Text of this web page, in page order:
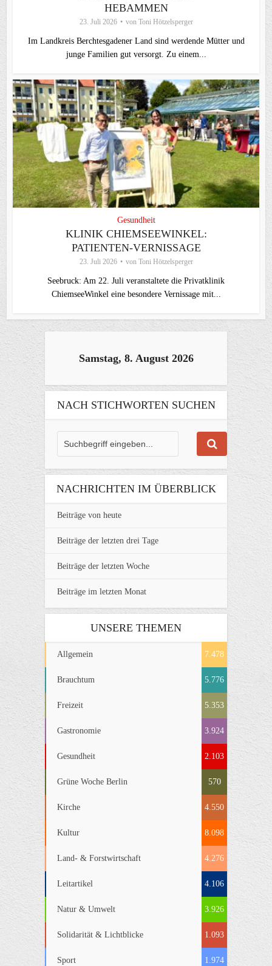
HEBAMMEN
23. Juli 2026 von Toni Hötzelsperger
Im Landkreis Berchtesgadener Land sind werdende Mütter und
junge Familien gut versorgt. Zu einem...
Gesundheit
KLINIK CHIEMSEEWINKEL:
PATIENTEN-VERNISSAGE
23. Juli 2026 von Toni Hötzelsperger
Seebruck: Am 22. Juli veranstaltete die Privatklinik
ChiemseeWinkel eine besondere Vernissage mit...
Samstag, 8. August 2026
NACH STICHWORTEN SUCHEN
NACHRICHTEN IM ÜBERBLICK
Beiträge von heute
Beiträge der letzten drei Tage
Beiträge der letzten Woche
Beiträge im letzten Monat
UNSERE THEMEN
Allgemein 7.478
Brauchtum 5.776
Freizeit 5.353
Gastronomie 3.924
Gesundheit 2.103
Grüne Woche Berlin 570
Kirche 4.550
Kultur 8.098
Land- & Forstwirtschaft 4.276
Leitartikel 4.106
Natur & Umwelt 3.926
Solidarität & Lichtblicke 1.093
Sport 1.974